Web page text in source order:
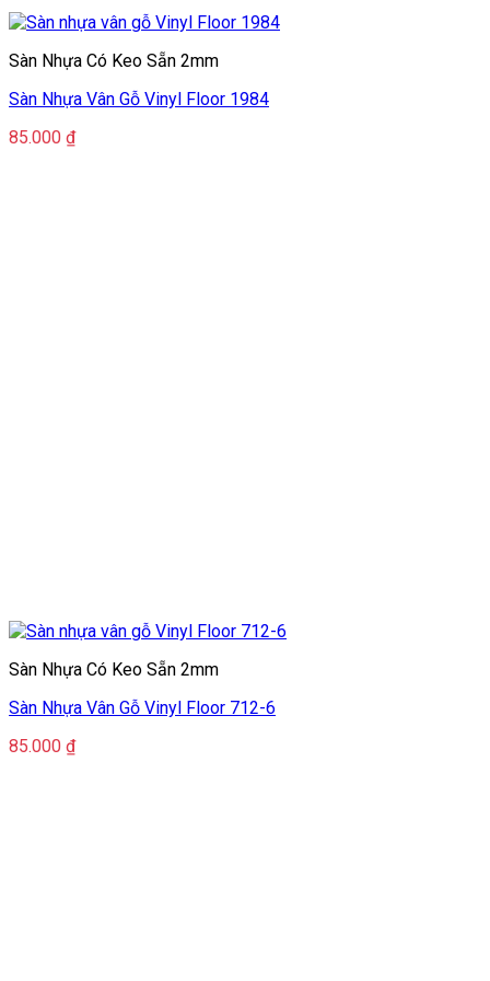
Sàn Nhựa Có Keo Sẵn 2mm
Sàn Nhựa Vân Gỗ Vinyl Floor 1984
85.000 ₫
Sàn Nhựa Có Keo Sẵn 2mm
Sàn Nhựa Vân Gỗ Vinyl Floor 712-6
85.000 ₫